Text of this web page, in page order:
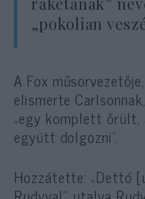
„pokolian
A Fox
elismerte
„egy komplett
együtt dolgozni”.
Hozzátette: „Dettó